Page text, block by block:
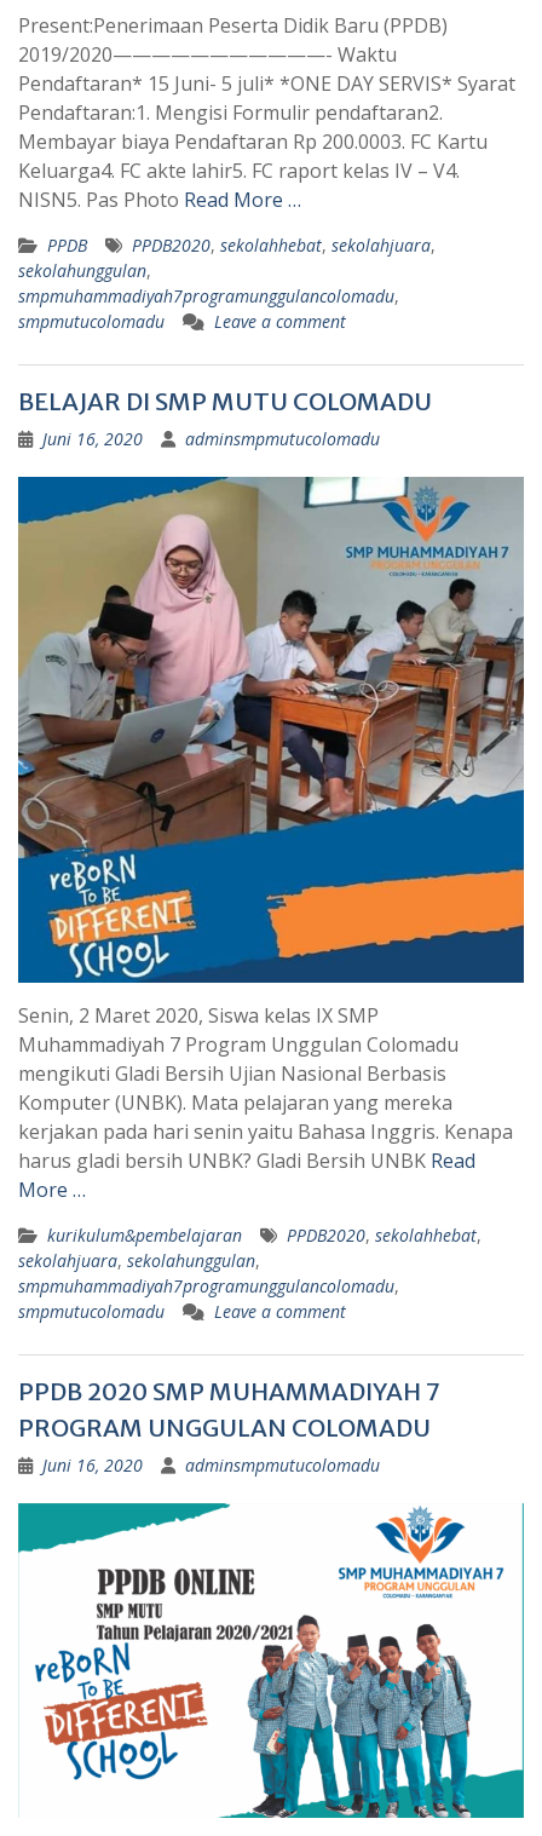
Present:Penerimaan Peserta Didik Baru (PPDB)
2019/2020———————————- Waktu
Pendaftaran* 15 Juni- 5 juli* *ONE DAY SERVIS* Syarat
Pendaftaran:1. Mengisi Formulir pendaftaran2.
Membayar biaya Pendaftaran Rp 200.0003. FC Kartu
Keluarga4. FC akte lahir5. FC raport kelas IV – V4.
NISN5. Pas Photo Read More …
PPDB PPDB2020, sekolahhebat, sekolahjuara,
sekolahunggulan,
smpmuhammadiyah7programunggulancolomadu,
smpmutucolomadu
Leave a comment
BELAJAR DI SMP MUTU COLOMADU
Juni 16, 2020 adminsmpmutucolomadu
Senin, 2 Maret 2020, Siswa kelas IX SMP
Muhammadiyah 7 Program Unggulan Colomadu
mengikuti Gladi Bersih Ujian Nasional Berbasis
Komputer (UNBK). Mata pelajaran yang mereka
kerjakan pada hari senin yaitu Bahasa Inggris. Kenapa
harus gladi bersih UNBK? Gladi Bersih UNBK Read
More …
kurikulum&pembelajaran PPDB2020, sekolahhebat,
sekolahjuara, sekolahunggulan,
smpmuhammadiyah7programunggulancolomadu,
smpmutucolomadu
Leave a comment
PPDB 2020 SMP MUHAMMADIYAH 7
PROGRAM UNGGULAN COLOMADU
Juni 16, 2020 adminsmpmutucolomadu